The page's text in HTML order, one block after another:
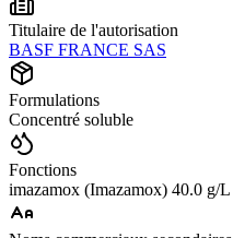
Titulaire de l'autorisation
BASF FRANCE SAS
Formulations
Concentré soluble
Fonctions
imazamox (Imazamox) 40.0 g/L